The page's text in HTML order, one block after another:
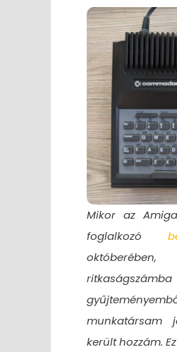
Mikor az
foglalkozó
munkatársam
került hozzám.